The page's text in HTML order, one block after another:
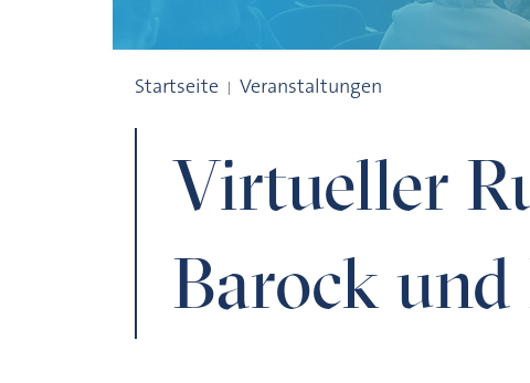
Startseite Veranstaltungen
Virtueller
Barock und